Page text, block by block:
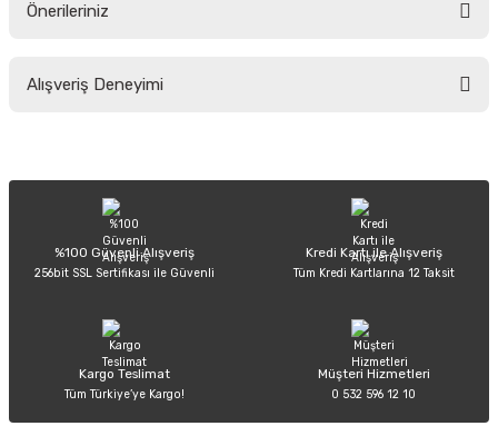
Önerileriniz
yetersiz gördüğünüz noktaları öneri formunu kullanarak tarafımıza
Ürün açıklamasında eksik bilgiler bulunuyor.
Ürün bilgilerinde hatalar bulunuyor.
Ürün fiyatı diğer sitelerden daha pahalı.
Alışveriş Deneyimi
Sitemize ilk yorumu siz yapın!
%100 Güvenli Alışveriş
256bit SSL Sertifikası ile Güvenli
Kredi Kartı ile Alışveriş
Tüm Kredi Kartlarına 12 Taksit
Kargo Teslimat
Tüm Türkiye’ye Kargo!
Müşteri Hizmetleri
0 532 596 12 10